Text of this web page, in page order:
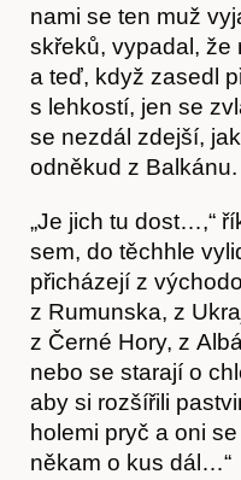
nami se ten muž
skře­ků, vypadal, že
a teď, když zasedl
s lehkostí, jen se
se nezdál zdejší,
odněkud z Balkánu.
„Je jich tu dost…,“
sem, do těchhle
přicházejí z
z Rumunska, z
z Černé Hory, z
nebo se starají o
aby si rozšířili
holemi pryč a oni
někam o kus dál…“